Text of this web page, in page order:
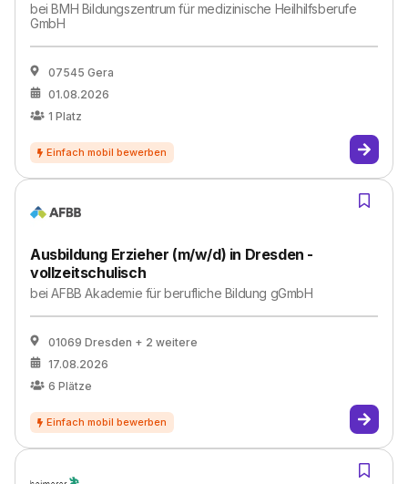
beiBMH Bildungszentrum für medizinische Heilhilfsberufe
GmbH
07545 Gera
01.08.2026
1 Platz
Ausbildung Erzieher (m/w/d) in Dresden -
vollzeitschulisch
beiAFBB Akademie für berufliche Bildung gGmbH
01069 Dresden + 2 weitere
17.08.2026
6 Plätze